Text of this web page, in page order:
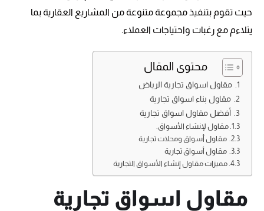
حيث تقوم بتنفيذ مجموعة متنوعة من المشاريع العقارية بما
يتلاءم مع رغبات واحتياجات العملاء.
محتوى المقال
مقاول اسواق تجارية الرياض
مقاول بناء اسواق تجارية
أفضل مقاول اسواق تجارية
مقاول لإنشاء الأسواق.
مقاول أسواق ومحلات تجارية
مقاول أسواق تجارية
مميزات مقاول إنشاء الأسواق التجارية
مقاول اسواق تجارية